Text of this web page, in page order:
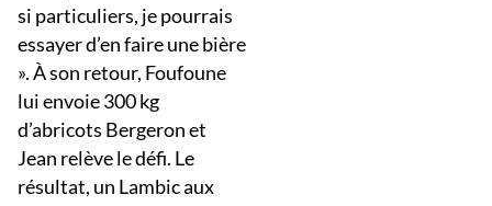
si particuliers, je pourrais
essayer d’en faire une bière
». À son retour, Foufoune
lui envoie 300 kg
d’abricots Bergeron et
Jean relève le défi. Le
résultat, un Lambic aux